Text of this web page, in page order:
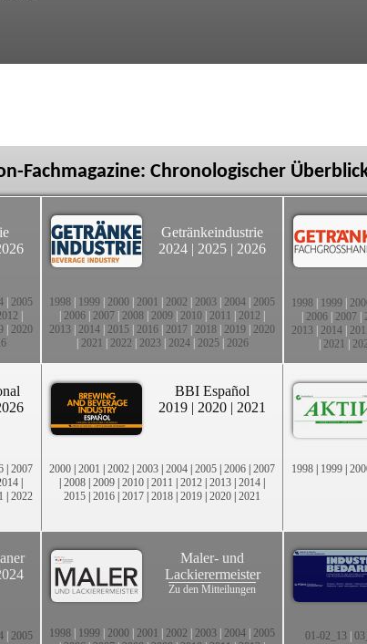
Fachmagazine: Chronologischer
2005
2020
Getränkeindustrie
2024 | 2025 | 2026
1998 1999 2000 2001 2002 2003 2004 2005
2006 2007 2008 2009 2010 2011 2012
2013 2014 2015 2016 2017 2018 2019 2020
2021 2022 2023| 2024| 2025| 2026
1998 1999
2006 2007
2013 2014
2021
| 2007
|
| 2022
BBI Español
2019 | 2020 | 2021
2000 | 2001 | 2002 | 2003 | 2004 | 2005 | 2006 | 2007
| 2008 | 2009 | 2010 | 2011 | 2012 | 2013 | 2014 |
2015 | 2016 | 2017 | 2018 | 2019 | 2020 | 2021
1998 | 1999 |
2005
Maler- und
Lackierermeister
Zu den Mitteilungen
1998 1999 2000 2001 2002 2003 2004 2005
01-02_13|